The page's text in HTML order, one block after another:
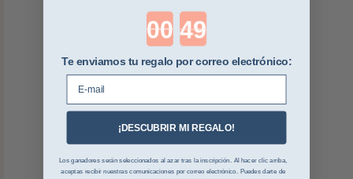
Countdown ends in:
Te enviamos tu regalo por correo electrónico:
¡DESCUBRIR MI REGALO!
Los ganadores serán seleccionados al azar tras la inscripción. Al hacer clic arriba,
aceptas recibir nuestras comunicaciones por correo electrónico. Puedes darte de